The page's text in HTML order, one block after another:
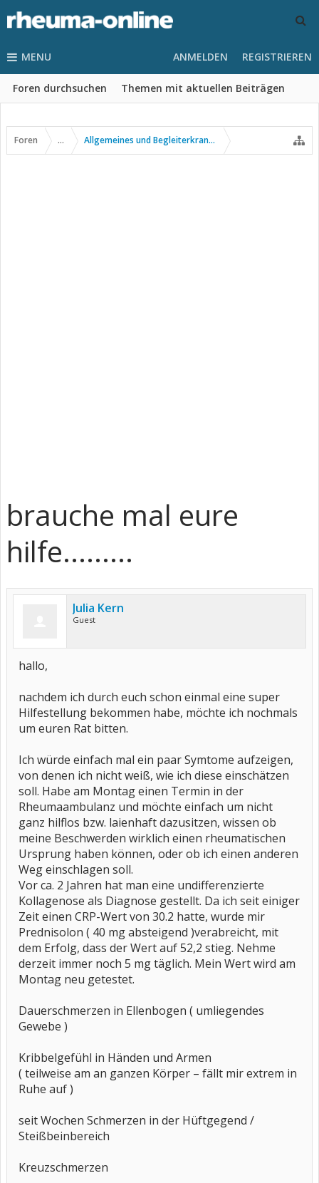
MENU
Foren durchsuchen Themen mit aktuellen Beiträgen
ANMELDEN REGISTRIEREN
Foren ... Allgemeines und Begleiterkrankungen
brauche mal eure
hilfe.........
Julia Kern
Guest
hallo,
nachdem ich durch euch schon einmal eine super
Hilfestellung bekommen habe, möchte ich nochmals
um euren Rat bitten.
Ich würde einfach mal ein paar Symtome aufzeigen,
von denen ich nicht weiß, wie ich diese einschätzen
soll. Habe am Montag einen Termin in der
Rheumaambulanz und möchte einfach um nicht
ganz hilflos bzw. laienhaft dazusitzen, wissen ob
meine Beschwerden wirklich einen rheumatischen
Ursprung haben können, oder ob ich einen anderen
Weg einschlagen soll.
Vor ca. 2 Jahren hat man eine undifferenzierte
Kollagenose als Diagnose gestellt. Da ich seit einiger
Zeit einen CRP-Wert von 30.2 hatte, wurde mir
Prednisolon ( 40 mg absteigend )verabreicht, mit
dem Erfolg, dass der Wert auf 52,2 stieg. Nehme
derzeit immer noch 5 mg täglich. Mein Wert wird am
Montag neu getestet.
Dauerschmerzen in Ellenbogen ( umliegendes
Gewebe )
Kribbelgefühl in Händen und Armen
( teilweise am an ganzen Körper – fällt mir extrem in
Ruhe auf )
seit Wochen Schmerzen in der Hüftgegend /
Steißbeinbereich
Kreuzschmerzen